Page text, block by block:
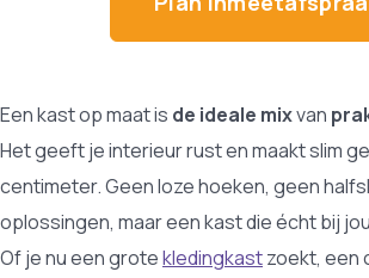
Een kast op maat is de ideale mixvan
Het geeft je interieur rust en maakt slim
centimeter. Geen loze hoeken, geen
oplossingen, maar een kast die écht bij
Of je nu een grotekledingkastzoekt, een